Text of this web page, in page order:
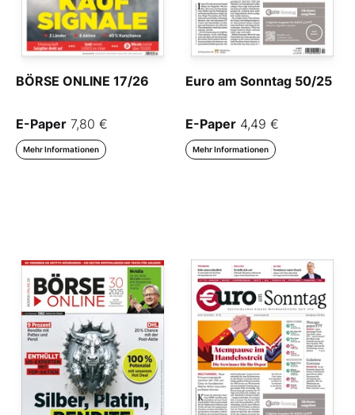
BÖRSE ONLINE 17/26
E-Paper 7,80 €
Mehr Informationen
Euro am Sonntag 50/25
E-Paper 4,49 €
Mehr Informationen